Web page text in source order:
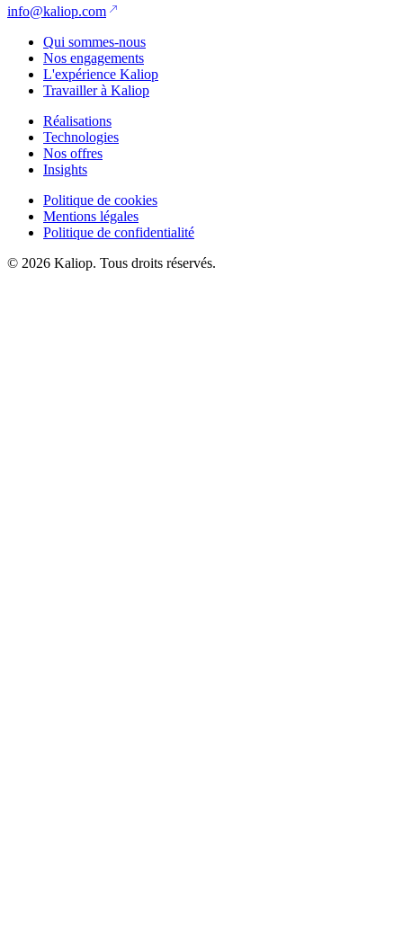
info@kaliop.com
Qui sommes-nous
Nos engagements
L'expérience Kaliop
Travailler à Kaliop
Réalisations
Technologies
Nos offres
Insights
Politique de cookies
Mentions légales
Politique de confidentialité
© 2026 Kaliop. Tous droits réservés.